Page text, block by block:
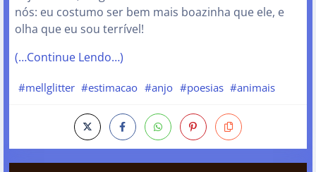
nós: eu costumo ser bem mais boazinha que ele, e
olha que eu sou terrível!
(…Continue Lendo…)
#mellglitter #estimacao #anjo #poesias #animais